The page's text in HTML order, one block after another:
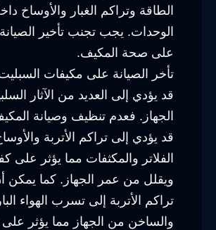
الطاقة وتراكم الغبار والأوساخ
الوحدات. يجب تجنب تأخير
على صحة المكيف.
تأخر الصيانة على مكيفات
قد يؤدي إلى العديد من الآثار
الجهاز. فعدم تنظيف وصيانة
قد يؤدي إلى تراكم الأتربة
الفلاتر والمكثفات مما يؤثر على
ويقلل من عمر الجهاز. كما يمكن
تراكم الأتربة إلى تسرب الهواء
والساخن من الجهاز مما يؤثر على